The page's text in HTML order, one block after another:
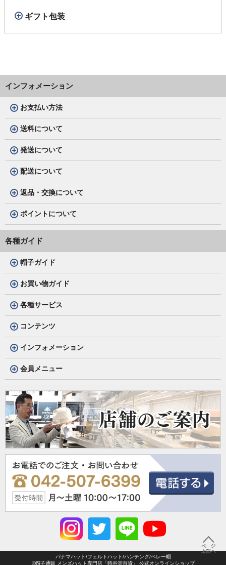
ギフト包装
インフォメーション
お支払い方法
送料について
発送について
配送について
返品・交換について
ポイントについて
各種ガイド
帽子ガイド
お買い物ガイド
各種サービス
コンテンツ
インフォメーション
会員メニュー
パナマハット/フェルトハット/ハンチング/ベレー帽
©帽子通販 メンズハット専門店「時谷堂百貨」 公式オンラインショップ